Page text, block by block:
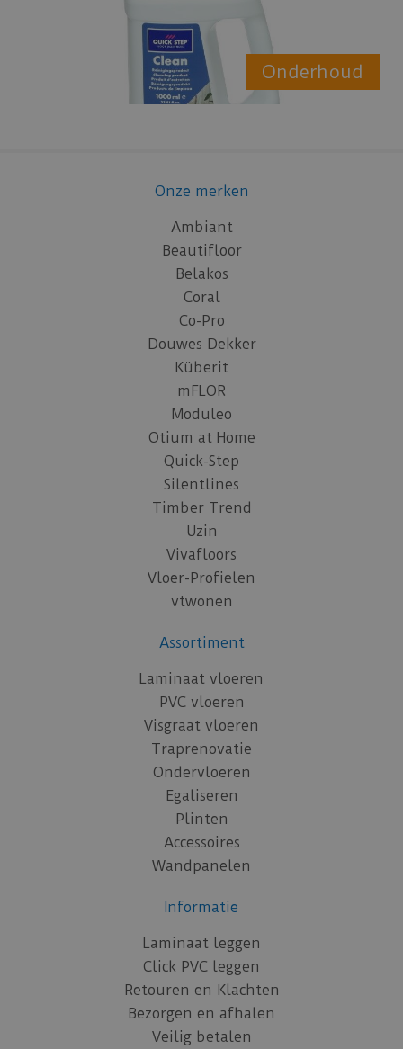
Onderhoud
Onze merken
Ambiant
Beautifloor
Belakos
Coral
Co-Pro
Douwes Dekker
Küberit
mFLOR
Moduleo
Otium at Home
Quick-Step
Silentlines
Timber Trend
Uzin
Vivafloors
Vloer-Profielen
vtwonen
Assortiment
Laminaat vloeren
PVC vloeren
Visgraat vloeren
Traprenovatie
Ondervloeren
Egaliseren
Plinten
Accessoires
Wandpanelen
Informatie
Laminaat leggen
Click PVC leggen
Retouren en Klachten
Bezorgen en afhalen
Veilig betalen